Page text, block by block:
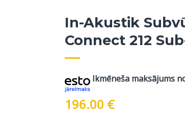
In-Akustik
Connect 212
Ikmēneša maksājums
196.00 €